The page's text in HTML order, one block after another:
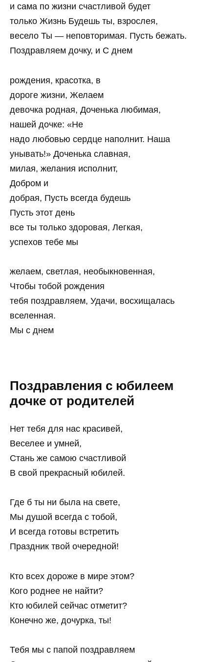
и сама по жизни счастливой будет
только Жизнь Будешь ты, взрослея,
весело Ты — неповторимая. Пусть бежать.
Поздравляем дочку, и С днем
рождения, красотка, в
дороге жизни, Желаем
девочка родная, Доченька любимая,
нашей дочке: «Не
надо любовью сердце наполнит. Наша
унывать!» Доченька славная,
милая, желания исполнит,
Добром и
добрая, Пусть всегда будешь
Пусть этот день
все ты только здоровая, Легкая,
успехов тебе мы
желаем, светлая, необыкновенная,
Чтобы тобой рождения
тебя поздравляем, Удачи, восхищалась
вселенная.
Мы с днем
Поздравления с юбилеем
дочке от родителей
Нет тебя для нас красивей,
Веселее и умней,
Стань же самою счастливой
В свой прекрасный юбилей.
Где б ты ни была на свете,
Мы душой всегда с тобой,
И всегда готовы встретить
Праздник твой очередной!
Кто всех дороже в мире этом?
Кого роднее не найти?
Кто юбилей сейчас отметит?
Конечно же, дочурка, ты!
Тебя мы с папой поздравляем